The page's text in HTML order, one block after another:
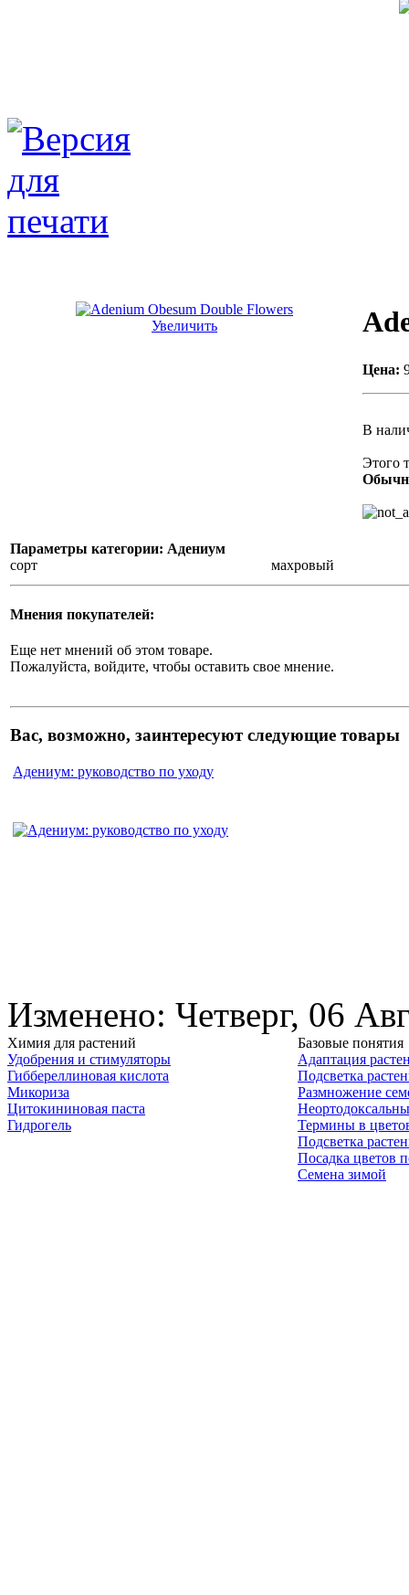
Увеличить
Цена:
В
Этого
Параметры категории: Адениум
сорт
махровый
Мнения покупателей:
Еще нет мнений об этом товаре.
Пожалуйста, войдите, чтобы оставить свое мнение.
Вас, возможно, заинтересуют следующие товары
Адениум: руководство по уходу
Изменено: Четверг, 06
Химия для растений
Удобрения и стимуляторы
Гиббереллиновая кислота
Микориза
Цитокининовая паста
Гидрогель
Базовые понятия
Адаптация
Подсветка
Размножение
Термины в
Подсветка
Посадка цветов
Семена зимой